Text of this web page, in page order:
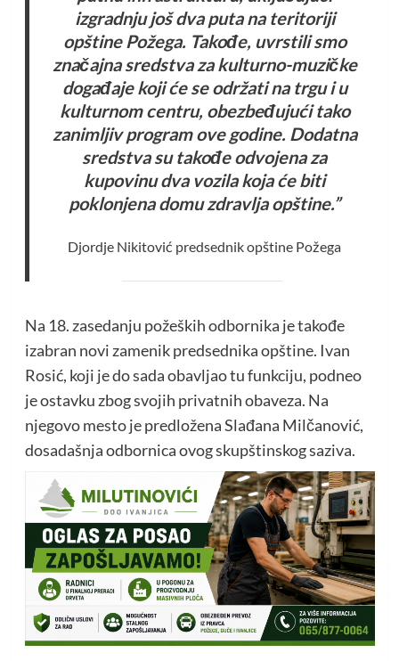
izgradnju još dva puta na teritoriji
opštine Požega. Takođe, uvrstili smo
značajna sredstva za kulturno-muzičke
događaje koji će se održati na trgu i u
kulturnom centru, obezbeđujući tako
zanimljiv program ove godine. Dodatna
sredstva su takođe odvojena za
kupovinu dva vozila koja će biti
poklonjena domu zdravlja opštine.”
Djordje Nikitović predsednik opštine Požega
Na 18. zasedanju požeških odbornika je takođe
izabran novi zamenik predsednika opštine. Ivan
Rosić, koji je do sada obavljao tu funkciju, podneo
je ostavku zbog svojih privatnih obaveza. Na
njegovo mesto je predložena Slađana Milčanović,
dosadašnja odbornica ovog skupštinskog saziva.